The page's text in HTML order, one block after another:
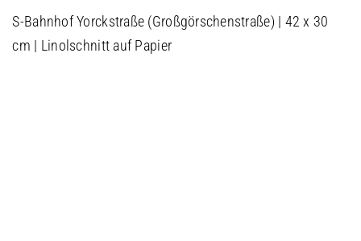
S-Bahnhof Yorckstraße (Großgörschenstraße) | 42 x 30
cm | Linolschnitt auf Papier